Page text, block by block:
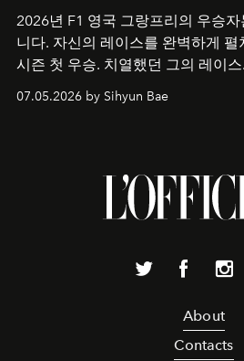
2026년 F1 영국 그랑프리의 우승
니다. 자신의 레이스를 완벽하게
시즌 첫 우승. 치열했던 그의 레이스.
07.05.2026 by Sihyun Bae
About
Contacts